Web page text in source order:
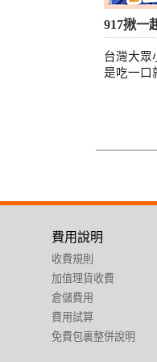
917揪一
台灣大眾
是吃一口
費用說明
收費規則
加值理貨收費
倉儲費用
費用試算
免費包裏整併說明